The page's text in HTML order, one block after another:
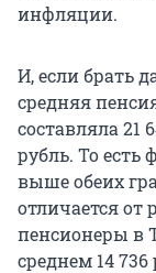
инфляции.
И, если брать
средняя
составляла 21
рубль. То есть
выше обеих
отличается от
пенсионеры в
среднем 14